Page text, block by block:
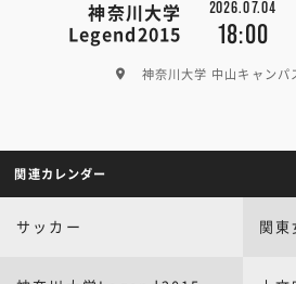
神奈川大学
Legend2015
2026.07.04
18:00
神奈川大学 中山キャンパ
関連カレンダー
サッカー 関